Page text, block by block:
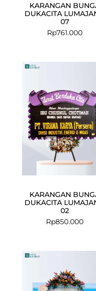
KARANGAN
DUKACITA
07
Rp761.000
KARANGAN
DUKACITA
02
Rp850.000